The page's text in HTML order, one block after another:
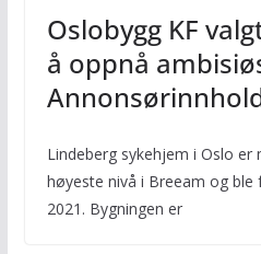
Oslobygg KF
å oppnå
Lindeberg sykehjem i Oslo
høyeste nivå i Breeam og ble
2021. Bygningen er